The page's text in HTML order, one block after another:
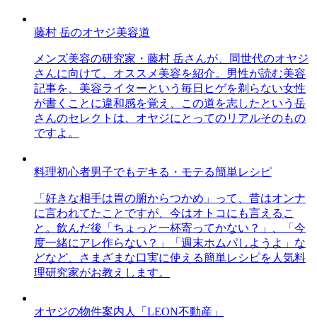
藤村 岳のオヤジ美容道
メンズ美容の研究家・藤村 岳さんが、同世代のオヤジ
さんに向けて、オススメ美容を紹介。男性が読む美容
記事を、美容ライターという毎日ヒゲを剃らない女性
が書くことに違和感を覚え、この道を志したという岳
さんのセレクトは、オヤジにとってのリアルそのもの
ですよ。
料理初心者男子でもデキる・モテる簡単レシピ
「好きな相手は胃の腑からつかめ」って、昔はオンナ
に言われてたことですが、今はオトコにも言えるこ
と。飲んだ後「ちょっと一杯寄ってかない？」、「今
度一緒にアレ作らない？」「週末ホムパしようよ」な
どなど、さまざまな口実に使える簡単レシピを人気料
理研究家がお教えします。
オヤジの物件案内人「LEON不動産」